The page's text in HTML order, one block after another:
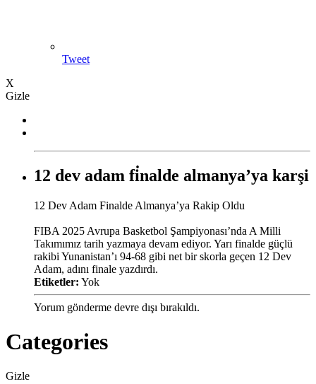
Tweet
X
Gizle
12 dev adam fi̇nalde almanya’ya karşi
12 Dev Adam Finalde Almanya’ya Rakip Oldu
FIBA 2025 Avrupa Basketbol Şampiyonası’nda A Milli
Takımımız tarih yazmaya devam ediyor. Yarı finalde güçlü
rakibi Yunanistan’ı 94-68 gibi net bir skorla geçen 12 Dev
Adam, adını finale yazdırdı.
Etiketler: Yok
Yorum gönderme devre dışı bırakıldı.
Categories
Gizle